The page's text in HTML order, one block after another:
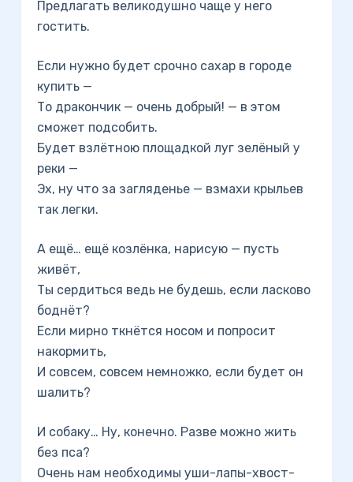
Предлагать великодушно чаще у него
гостить.
Если нужно будет срочно сахар в городе
купить —
То дракончик — очень добрый! — в этом
сможет подсобить.
Будет взлётною площадкой луг зелёный у
реки —
Эх, ну что за загляденье — взмахи крыльев
так легки.
А ещё… ещё козлёнка, нарисую — пусть
живёт,
Ты сердиться ведь не будешь, если ласково
боднёт?
Если мирно ткнётся носом и попросит
накормить,
И совсем, совсем немножко, если будет он
шалить?
И собаку… Ну, конечно. Разве можно жить
без пса?
Очень нам необходимы уши-лапы-хвост-